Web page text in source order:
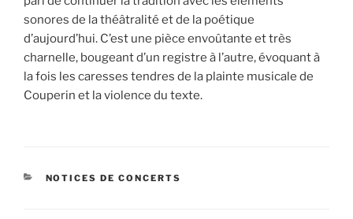
sonores de la théâtralité et de la poétique
d’aujourd’hui. C’est une pièce envoûtante et très
charnelle, bougeant d’un registre à l’autre, évoquant à
la fois les caresses tendres de la plainte musicale de
Couperin et la violence du texte.
CATÉGORIES
NOTICES DE CONCERTS